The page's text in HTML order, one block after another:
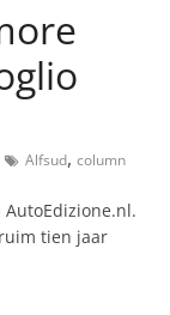
Alfsud, column
tien jaar